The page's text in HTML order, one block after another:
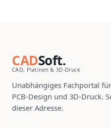
CADSoft.
CAD, Platinen & 3D-Druck
Unabhängiges Fachportal
PCB-Design und 3D-Druck.
dieser Adresse.